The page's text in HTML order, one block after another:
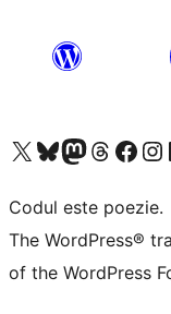
Mergi la contul nostru X (fost Twitter)
Vizitează contul nostru Bluesky
Vizitează contul nostru
Vizitează contul nostru
Vizitează
Codul este poezie.
The WordPress®
of the WordPress